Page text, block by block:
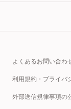
よくあるお問い合わ
利用規約・プライバ
外部送信規律事項の